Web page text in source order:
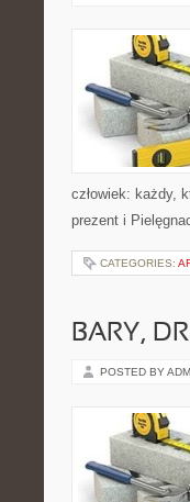
człowiek: każdy,
prezent i
CATEGORIES:
BARY,
POSTED BY